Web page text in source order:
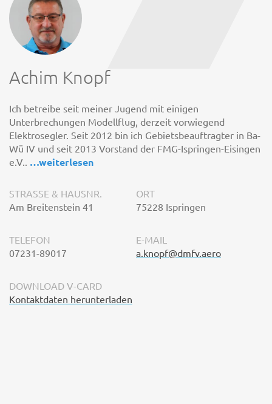
Achim Knopf
Ich betreibe seit meiner Jugend mit einigen
Unterbrechungen Modellflug, derzeit vorwiegend
Elektrosegler. Seit 2012 bin ich Gebietsbeauftragter in Ba-
Wü IV und seit 2013 Vorstand der FMG-Ispringen-Eisingen
e.V.. …weiterlesen
STRASSE & HAUSNR.
Am Breitenstein 41
ORT
75228 Ispringen
TELEFON
07231-89017
E-MAIL
a.knopf@dmfv.aero
DOWNLOAD V-CARD
Kontaktdaten herunterladen